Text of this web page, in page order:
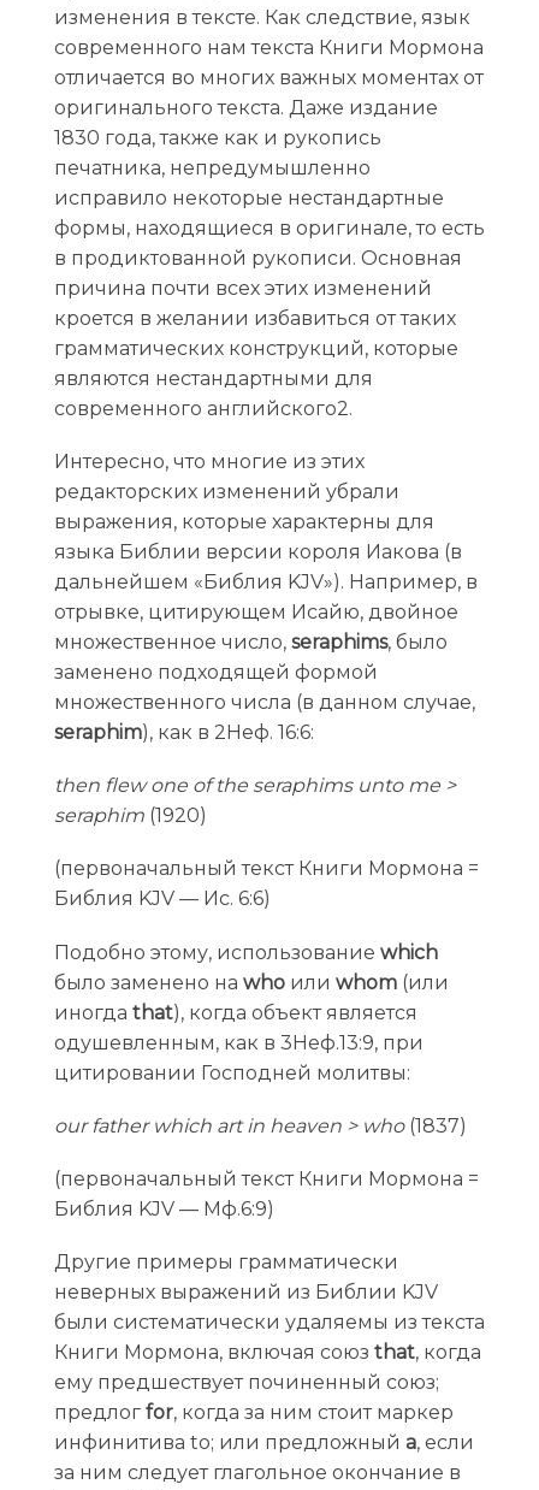
изменения в тексте. Как следствие, язык
современного нам текста Книги Мормона
отличается во многих важных моментах от
оригинального текста. Даже издание
1830 года, также как и рукопись
печатника, непредумышленно
исправило некоторые нестандартные
формы, находящиеся в оригинале, то есть
в продиктованной рукописи. Основная
причина почти всех этих изменений
кроется в желании избавиться от таких
грамматических конструкций, которые
являются нестандартными для
современного английского2.
Интересно, что многие из этих
редакторских изменений убрали
выражения, которые характерны для
языка Библии версии короля Иакова (в
дальнейшем «Библия KJV»). Например, в
отрывке, цитирующем Исайю, двойное
множественное число, seraphims, было
заменено подходящей формой
множественного числа (в данном случае,
seraphim), как в 2Неф. 16:6:
then flew one of the seraphims unto me >
seraphim(1920)
(первоначальный текст Книги Мормона =
Библия KJV — Ис. 6:6)
Подобно этому, использование which
было заменено на whoили whom(или
иногда that), когда объект является
одушевленным, как в 3Неф.13:9, при
цитировании Господней молитвы:
our father which art in heaven > who(1837)
(первоначальный текст Книги Мормона =
Библия KJV — Мф.6:9)
Другие примеры грамматически
неверных выражений из Библии KJV
были систематически удаляемы из текста
Книги Мормона, включая союз that, когда
ему предшествует починенный союз;
предлог for, когда за ним стоит маркер
инфинитива to; или предложный а, если
за ним следует глагольное окончание в